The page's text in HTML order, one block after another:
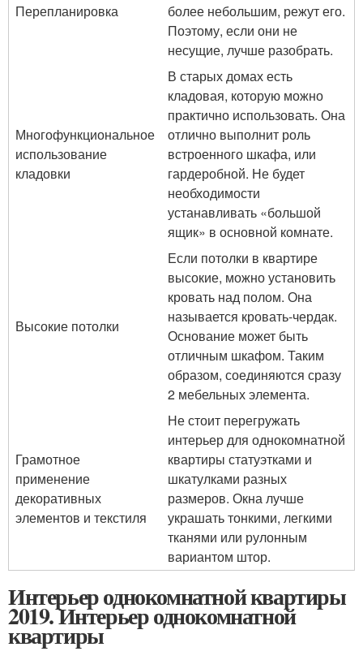
Перепланировка
более небольшим, режут его.
Поэтому, если они не
несущие, лучше разобрать.
Многофункциональное
использование
кладовки
В старых домах есть
кладовая, которую можно
практично использовать. Она
отлично выполнит роль
встроенного шкафа, или
гардеробной. Не будет
необходимости
устанавливать «большой
ящик» в основной комнате.
Высокие потолки
Если потолки в квартире
высокие, можно установить
кровать над полом. Она
называется кровать-чердак.
Основание может быть
отличным шкафом. Таким
образом, соединяются сразу
2 мебельных элемента.
Грамотное
применение
декоративных
элементов и текстиля
Не стоит перегружать
интерьер для однокомнатной
квартиры статуэтками и
шкатулками разных
размеров. Окна лучше
украшать тонкими, легкими
тканями или рулонным
вариантом штор.
Интерьер однокомнатной квартиры
2019. Интерьер однокомнатной
квартиры